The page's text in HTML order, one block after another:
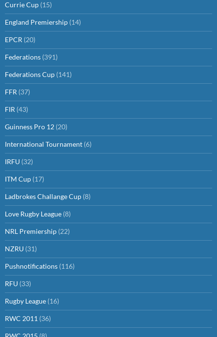
Currie Cup (15)
England Premiership (14)
EPCR (20)
Federations (391)
Federations Cup (141)
FFR (37)
FIR (43)
Guinness Pro 12 (20)
International Tournament (6)
IRFU (32)
ITM Cup (17)
Ladbrokes Challange Cup (8)
Love Rugby League (8)
NRL Premiership (22)
NZRU (31)
Pushnotifications (116)
RFU (33)
Rugby League (16)
RWC 2011 (36)